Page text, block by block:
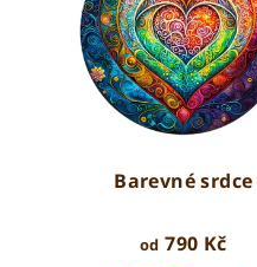
Barevné srdce
od 790 Kč